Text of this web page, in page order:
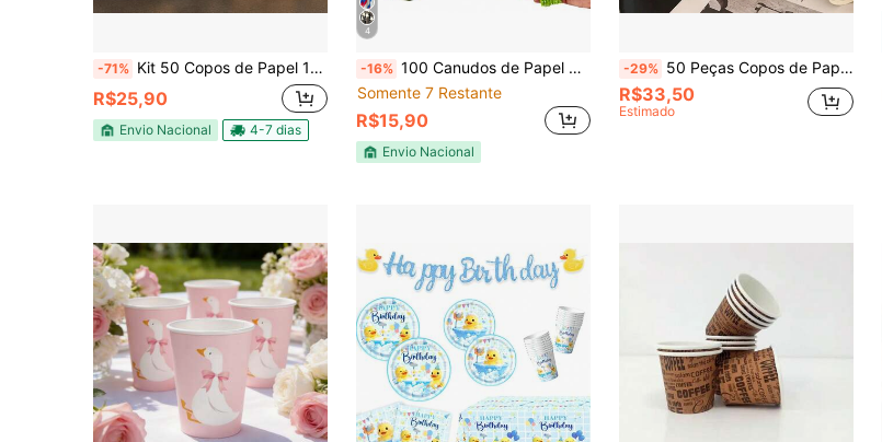
-71% Kit 50 Copos de Papel 120ML Ecologico Descartavel De Papel Kraft
R$25,90
Envio Nacional 4-7 dias
4
-16% 100 Canudos de Papel Decorados, 6mm X 19cm, Promoção da
Somente 7 Restante
R$15,90
Envio Nacional
-29% 50 Peças Copos de Papel Descartáveis Reforçados, Adequados para Casa, Escritório, Estilo Simples, de Festa de Halloween
R$33,50
Estimado